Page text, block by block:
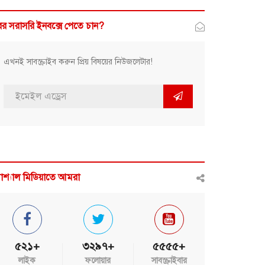
সরাসরি ইনবক্সে পেতে চান?
এখনই সাবস্ক্রাইব করুন প্রিয় বিষয়ের নিউজলেটার!
মিডিয়াতে আমরা
৫২১+
লাইক
৩২৯৭+
ফলোয়ার
৫৫৫৫+
সাবস্ক্রাইবার